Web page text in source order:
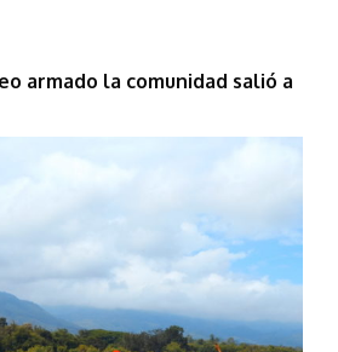
armado la comunidad salió a